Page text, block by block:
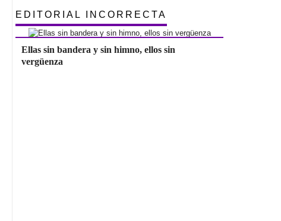
EDITORIAL INCORRECTA
Ellas sin bandera y sin himno, ellos sin
vergüenza